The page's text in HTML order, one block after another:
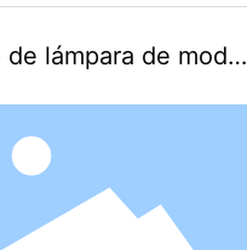
de lámpara de model